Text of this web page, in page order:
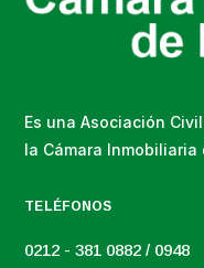
Es una Asociación
la Cámara Inmobiliaria
TELÉFONOS
0212 - 381 0882 / 0948